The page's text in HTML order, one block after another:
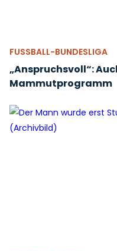
FUSSBALL-BUNDESLIGA
„Anspruchsvoll“:
Mammutprogramm